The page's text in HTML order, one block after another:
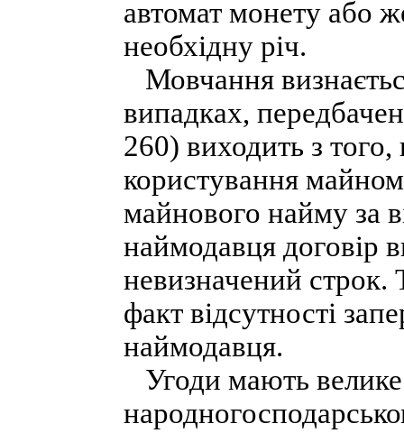
автомат монету або
необхідну річ.
Мовчання
випадках,
260) виходить з
користування
майнового найму за
наймодавця договір
невизначений строк.
факт відсутності
наймодавця.
Угоди мають